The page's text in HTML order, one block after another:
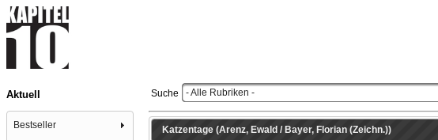
Aktuell
Bestseller
Suche - Alle Rubriken -
Katzentage (Arenz, Ewald / Bayer, Florian (Zeichn.))